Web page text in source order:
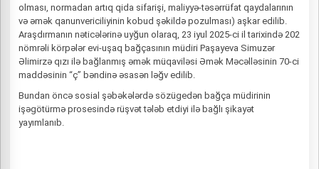
olması, normadan artıq qida sifarişi, maliyyə-təsərrüfat qaydalarının
və əmək qanunvericiliyinin kobud şəkildə pozulması) aşkar edilib.
Araşdırmanın nəticələrinə uyğun olaraq, 23 iyul 2025-ci il tarixində 202
nömrəli körpələr evi-uşaq bağçasının müdiri Paşayeva Simuzər
Əlimirzə qızı ilə bağlanmış əmək müqaviləsi Əmək Məcəlləsinin 70-ci
maddəsinin “ç” bəndinə əsasən ləğv edilib.
Bundan öncə sosial şəbəkələrdə sözügedən bağça müdirinin
işəgötürmə prosesində rüşvət tələb etdiyi ilə bağlı şikayət
yayımlanıb.